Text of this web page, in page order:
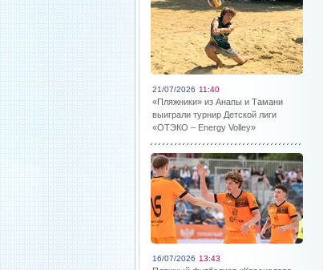
21/07/2026 11:40
«Пляжники» из Анапы и Тамани
выиграли турнир Детской лиги
«ОТЭКО – Energy Volley»
16/07/2026 13:43